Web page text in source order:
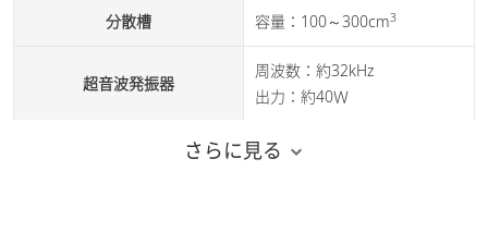
使用環境
湿度：20～80％（結露しない
注1）USBケーブル（2m）、参照試料を標準付属
注2）検定用粒子の測定には、70～200W程度の超音波洗浄機が必
要となります。超音波洗浄機は、特別付属品としてご用意しており
分散槽 容量：100～300cm3
超音波発振器
周波数：約32kHz
出力：約40Ｗ
ラジアルポンプ
さらに見る